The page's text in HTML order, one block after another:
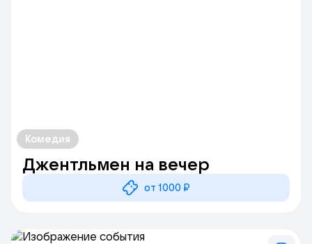
Комедия
Джентльмен на вечер
от 1000 ₽